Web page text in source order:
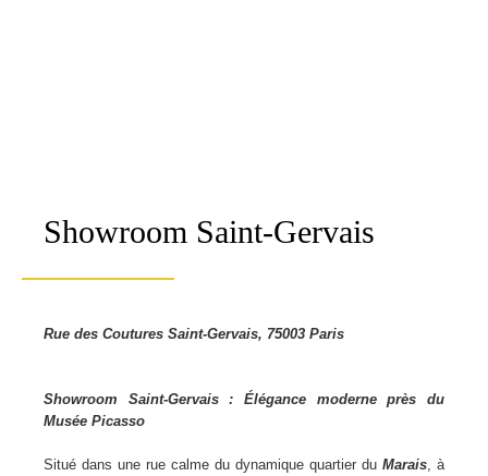
Showroom Saint-Gervais
Rue des Coutures Saint-Gervais, 75003 Paris
Showroom Saint-Gervais : Élégance moderne près du
Musée Picasso
Situé dans une rue calme du dynamique quartier du Marais , à